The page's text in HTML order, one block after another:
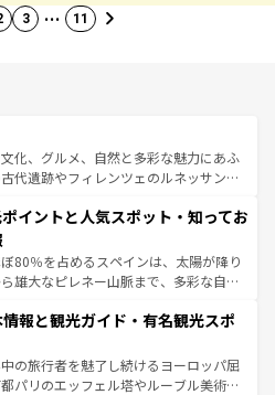
3 … 11
化、グルメ、自然と多彩な魅力にあふ
代遺跡やフィレンツェのルネッサンス
美しい田園風景やアマルフィ海岸の絶
見逃せない。観光の合間には、本場の
絶品のイタリア料理を堪能することも
から夜眠るまで、すべての瞬間を楽し
ア情報はコンテンツ一覧を参照してほ
イントと人気スポット・知ってお
80％を占めるスペインは、太陽が降り
雄大なピレネー山脈まで、多彩な自然
では、情熱的なフラメンコ、熱気あふ
味しいタパスが生活の一部となってい
の洗練された雰囲気や、バルセロナの
から、地方では古代ローマ遺跡や中世
報と観光ガイド・有名観光スポ
の旅行者を魅了し続けるヨーロッパ屈
パリのエッフェル塔やルーブル美術館